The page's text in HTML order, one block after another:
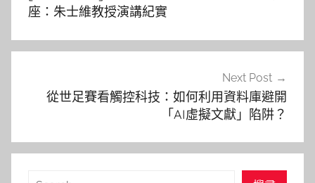
導
覽
座：朱士維教授演講紀實
Next Post
從世足賽看觸控科技：如何利用資料庫避開
「AI虛擬文獻」陷阱？
搜